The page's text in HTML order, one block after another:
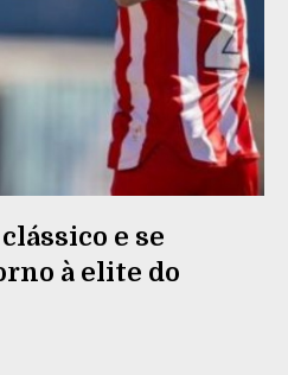
e se
à elite do